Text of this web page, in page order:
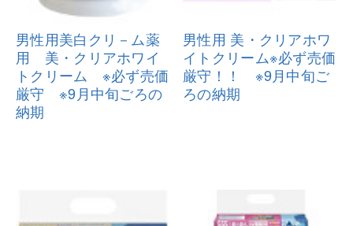
男性用美白クリ－ム薬
用 美・クリアホワイ
トクリーム ※必ず売価
厳守 ※9月中旬ごろの
納期
男性用 美・クリアホワ
イトクリーム※必ず売価
厳守！！ ※9月中旬ご
ろの納期